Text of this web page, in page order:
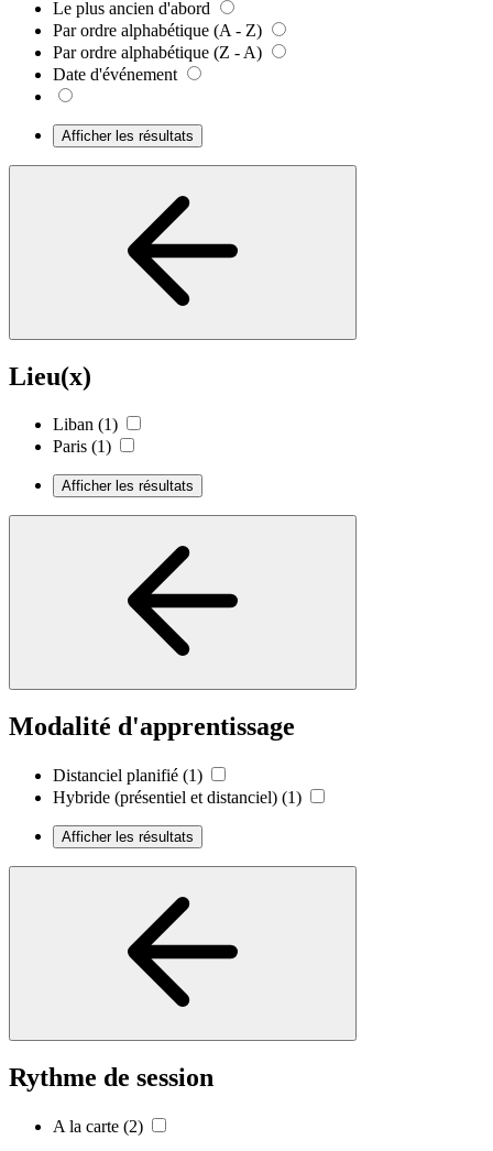
Le plus ancien d'abord
Par ordre alphabétique (A - Z)
Par ordre alphabétique (Z - A)
Date d'événement
Afficher les résultats
Lieu(x)
Liban (1)
Paris (1)
Afficher les résultats
Modalité d'apprentissage
Distanciel planifié (1)
Hybride (présentiel et distanciel) (1)
Afficher les résultats
Rythme de session
A la carte (2)